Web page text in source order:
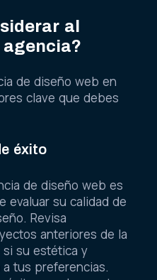
al
de diseño web en
clave que debes
éxito
de diseño web es
evaluar su calidad de
Revisa
anteriores de la
si su estética y
tus preferencias.